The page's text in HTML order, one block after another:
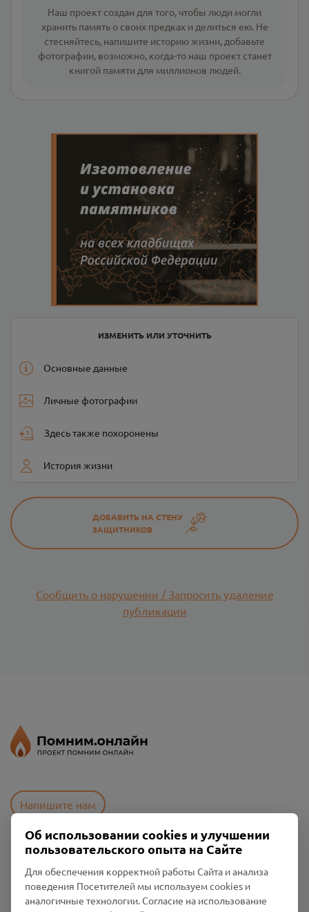
Наш проект создан для того, чтобы люди могли
хранить память о своих предках и делиться ею. Не
стесняйтесь, напишите историю жизни, добавьте
фотографии, возможно, когда-то наш проект станет
книгой памяти для миллионов людей.
ИЗМЕНИТЬ ИЛИ УТОЧНИТЬ
Основные данные
Личные фотографии
Здесь также похоронены
История жизни
ДОБАВИТЬ НА СТЕНУ
ЗАЩИТНИКОВ
Сообщить о нарушении / Запросить удаление
публикации
Напишите нам
Пользовательское соглашение
Политика конфиденциальности
Промо-материалы
Об использовании cookies и улучшении
пользовательского опыта на Сайте
Для обеспечения корректной работы Сайта и анализа
поведения Посетителей мы используем cookies и
аналогичные технологии. Согласие на использование